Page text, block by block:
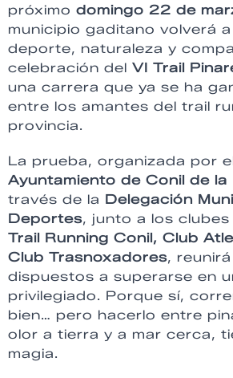
próximo domingo 22 de
municipio gaditano volverá
deporte, naturaleza y
celebración del VI Trail
una carrera que ya se ha
entre los amantes del trail
provincia.
La prueba, organizada por
Ayuntamiento de Conil de la
través de la Delegación
Deportes, junto a los clubes
Trail Running Conil, Club
Club Trasnoxadores,
dispuestos a superarse en
privilegiado. Porque sí,
bien… pero hacerlo entre
olor a tierra y a mar cerca,
magia.